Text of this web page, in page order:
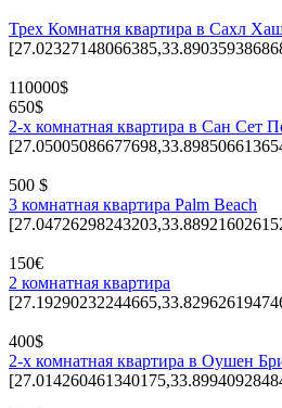
Трех Комнатня квартира в Сахл
110000$
650$
2-х комнатная квартира в Сан Сет
500 $
3 комнатная квартира Palm Beach
150€
2 комнатная квартира
400$
2-х комнатная квартира в Оушен